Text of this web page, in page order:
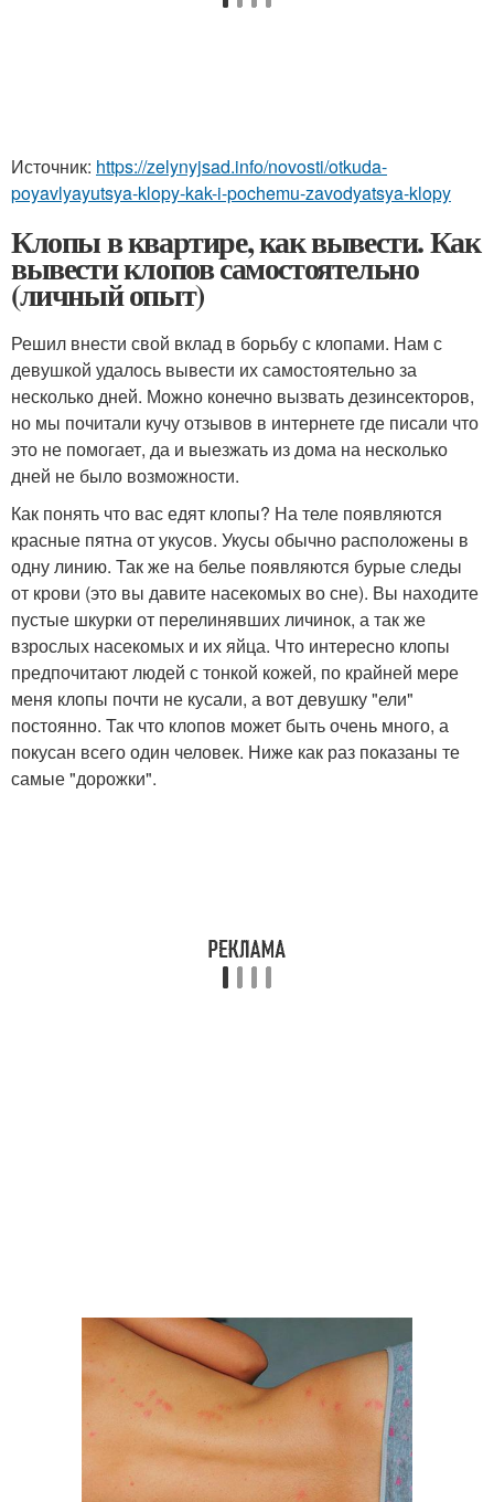
Источник: https://zelynyjsad.info/novosti/otkuda-
poyavlyayutsya-klopy-kak-i-pochemu-zavodyatsya-klopy
Клопы в квартире, как вывести. Как
вывести клопов самостоятельно
(личный опыт)
Решил внести свой вклад в борьбу с клопами. Нам с
девушкой удалось вывести их самостоятельно за
несколько дней. Можно конечно вызвать дезинсекторов,
но мы почитали кучу отзывов в интернете где писали что
это не помогает, да и выезжать из дома на несколько
дней не было возможности.
Как понять что вас едят клопы? На теле появляются
красные пятна от укусов. Укусы обычно расположены в
одну линию. Так же на белье появляются бурые следы
от крови (это вы давите насекомых во сне). Вы находите
пустые шкурки от перелинявших личинок, а так же
взрослых насекомых и их яйца. Что интересно клопы
предпочитают людей с тонкой кожей, по крайней мере
меня клопы почти не кусали, а вот девушку "ели"
постоянно. Так что клопов может быть очень много, а
покусан всего один человек. Ниже как раз показаны те
самые "дорожки".